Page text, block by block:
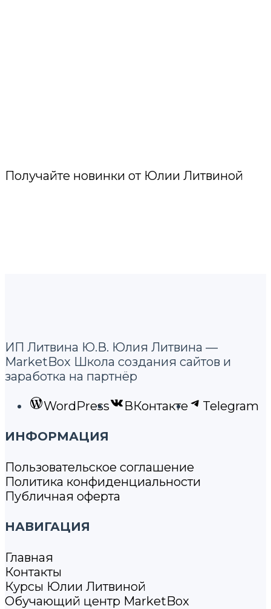
Получайте новинки от Юлии Литвиной
ИП Литвина Ю.В. Юлия Литвина —
MarketBox Школа создания сайтов и
заработка на партнёр
WordPress ВКонтакте Telegram
ИНФОРМАЦИЯ
Пользовательское соглашение
Политика конфиденциальности
Публичная оферта
НАВИГАЦИЯ
Главная
Контакты
Курсы Юлии Литвиной
Обучающий центр MarketBox